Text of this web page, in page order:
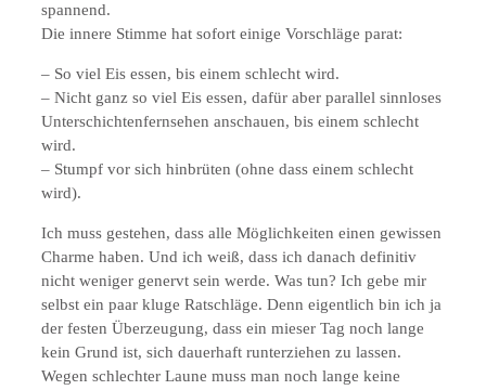
spannend.
Die innere Stimme hat sofort einige Vorschläge parat:
– So viel Eis essen, bis einem schlecht wird.
– Nicht ganz so viel Eis essen, dafür aber parallel sinnloses
Unterschichtenfernsehen anschauen, bis einem schlecht
wird.
– Stumpf vor sich hinbrüten (ohne dass einem schlecht
wird).
Ich muss gestehen, dass alle Möglichkeiten einen gewissen
Charme haben. Und ich weiß, dass ich danach definitiv
nicht weniger genervt sein werde. Was tun? Ich gebe mir
selbst ein paar kluge Ratschläge. Denn eigentlich bin ich ja
der festen Überzeugung, dass ein mieser Tag noch lange
kein Grund ist, sich dauerhaft runterziehen zu lassen.
Wegen schlechter Laune muss man noch lange keine